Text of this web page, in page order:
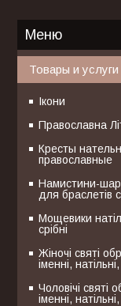
Товары и услуги
Ікони
Православна
Кресты
православные
Намистини-
для браслетів
Мощевики
срібні
Жіночі святі
іменні,
Чоловічі святі
іменні,